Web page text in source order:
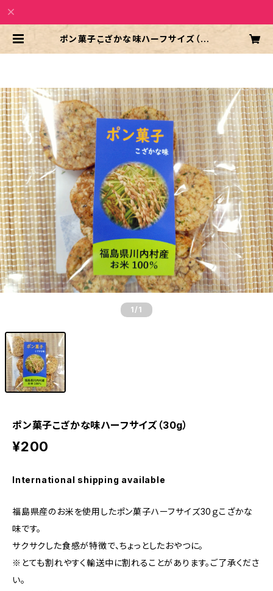
ポン菓子こざかな味ハーフサイズ（30
1 /1
ポン菓子こざかな味ハーフサイズ（30g）
¥200
International shipping available
福島県産のお米を使用したポン菓子ハーフサイズ30ｇこざかな
味です。
サクサクした食感が特徴で、ちょっとしたおやつに。
※とても割れやすく輸送中に割れることがあります。ご了承くださ
い。